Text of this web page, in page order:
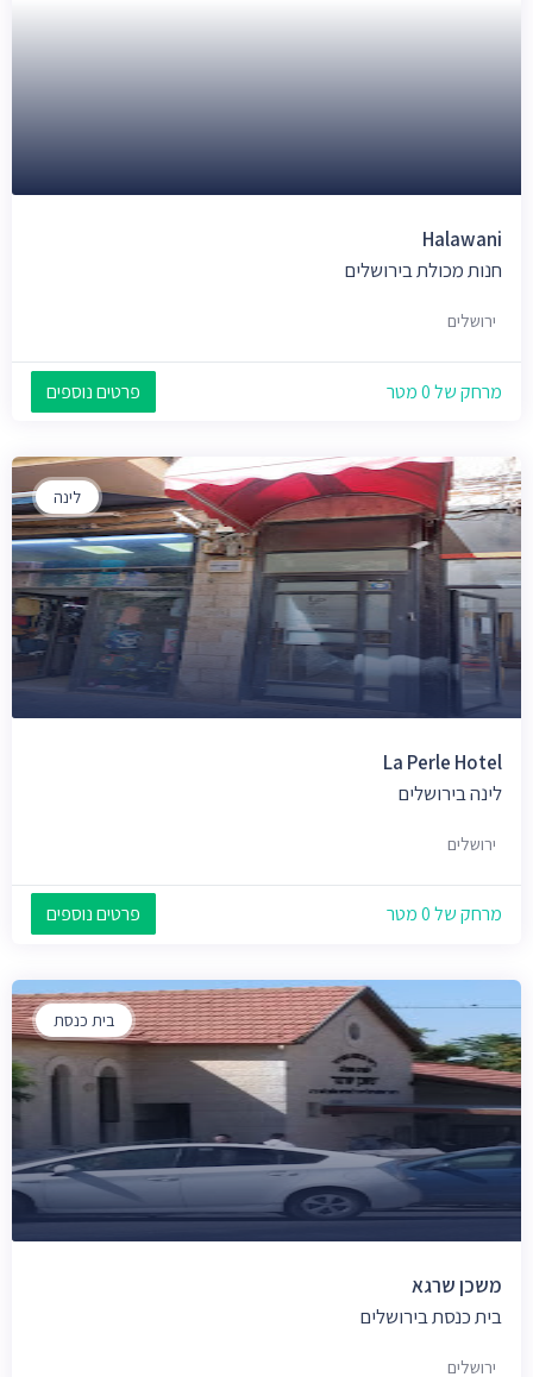
Halawani
חנות מכולת בירושלים
ירושלים
מרחק של 0 מטר פרטים נוספים
לינה
La Perle Hotel
לינה בירושלים
ירושלים
מרחק של 0 מטר פרטים נוספים
בית כנסת
משכן שרגא
בית כנסת בירושלים
ירושלים